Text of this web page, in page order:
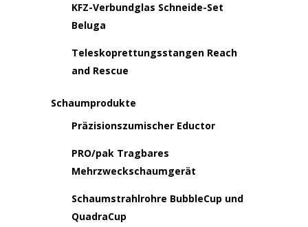
KFZ-Verbundglas Schneide-Set
Beluga
Teleskoprettungsstangen Reach
and Rescue
Schaumprodukte
Präzisionszumischer Eductor
PRO/pak Tragbares
Mehrzweckschaumgerät
Schaumstrahlrohre BubbleCup und
QuadraCup